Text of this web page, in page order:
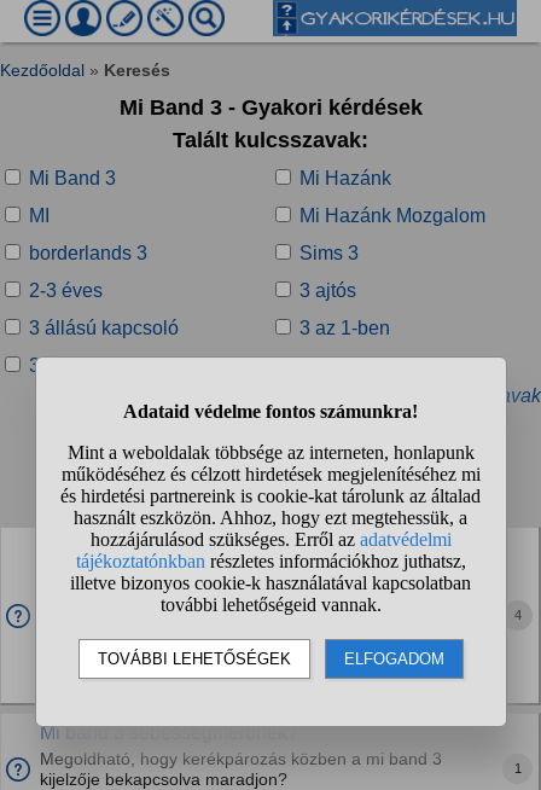
Kezdőoldal » Keresés
Mi Band 3 - Gyakori kérdések
Talált kulcsszavak:
Mi Band 3
Mi Hazánk
MI
Mi Hazánk Mozgalom
borderlands 3
Sims 3
2-3 éves
3 ajtós
3 állású kapcsoló
3 az 1-ben
3 DUO
» További kapcsolódó kulcsszavak
Talált kérdések:
1 2 ❯
2022-ben használható még a Xiaomi MI Band 3
Androidos telefonnal?
Véletlenül találtam rá egy fiók mélyén. Néha edzés közben
hasznos lenne. Melyik app tudja kezelni? Mi Band 3 nevű
appot nem találok, csak egy Mi Fitnesst, ami látszólag nem
támogatja (vagy én nem jövök rá,...
Elektronikus eszközök » Mobiltelefonok
4
Mi band 3 sebességmérőnek?
Megoldható, hogy kerékpározás közben a mi band 3
kijelzője bekapcsolva maradjon?
1